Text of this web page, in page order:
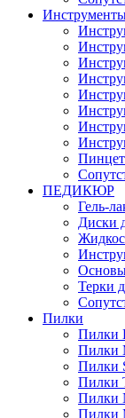
ПЕДИКЮР
Гель-
Диски
Терки
Пилки
Пилки
Пилки
Пилки
Пилки
Пилки
Пилки